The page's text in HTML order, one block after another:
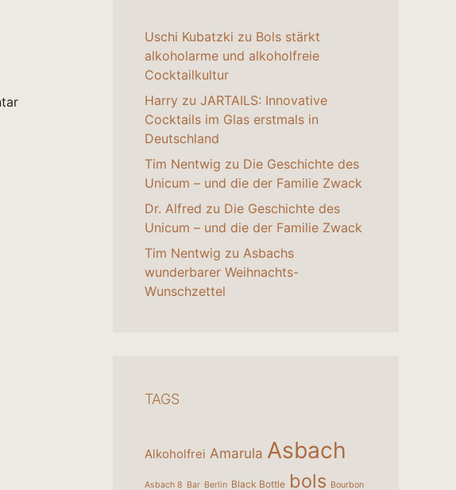
Uschi Kubatzki zu Bols stärkt
alkoholarme und alkoholfreie
Cocktailkultur
Harry zu JARTAILS: Innovative
Cocktails im Glas erstmals in
Deutschland
Tim Nentwig zu Die Geschichte des
Unicum – und die der Familie Zwack
Dr. Alfred zu Die Geschichte des
Unicum – und die der Familie Zwack
Tim Nentwig zu Asbachs
wunderbarer Weihnachts-
Wunschzettel
TAGS
Alkoholfrei Amarula Asbach
Asbach 8 Bar Berlin Black Bottle bols Bourbon